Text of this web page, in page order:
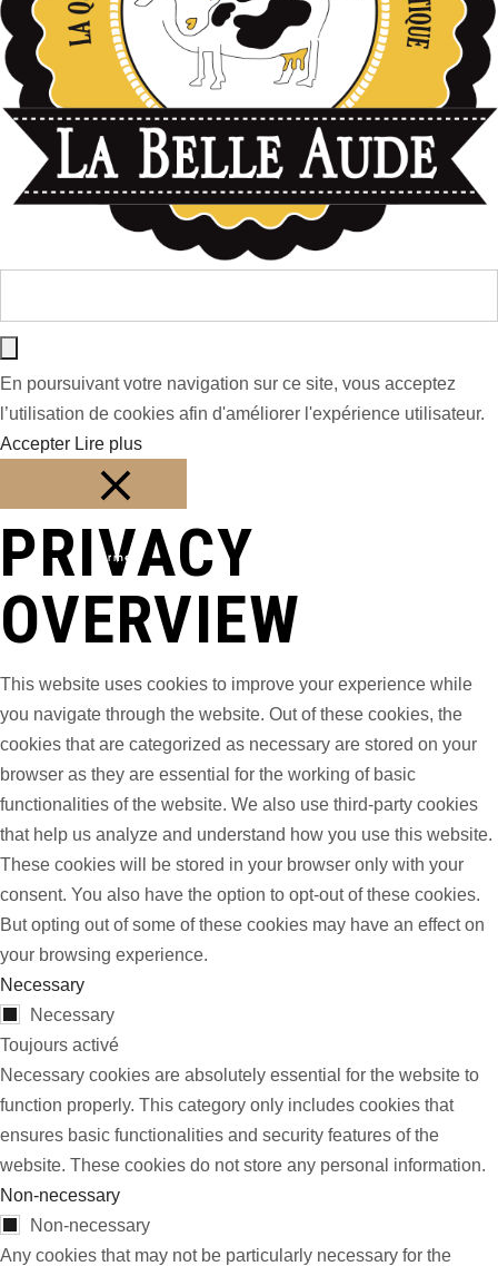
En poursuivant votre navigation sur ce site, vous acceptez
l’utilisation de cookies afin d'améliorer l'expérience utilisateur.
Accepter Lire plus
Fermer
PRIVACY
OVERVIEW
This website uses cookies to improve your experience while
you navigate through the website. Out of these cookies, the
cookies that are categorized as necessary are stored on your
browser as they are essential for the working of basic
functionalities of the website. We also use third-party cookies
that help us analyze and understand how you use this website.
These cookies will be stored in your browser only with your
consent. You also have the option to opt-out of these cookies.
But opting out of some of these cookies may have an effect on
your browsing experience.
Necessary
Necessary
Toujours activé
Necessary cookies are absolutely essential for the website to
function properly. This category only includes cookies that
ensures basic functionalities and security features of the
website. These cookies do not store any personal information.
Non-necessary
Non-necessary
Any cookies that may not be particularly necessary for the